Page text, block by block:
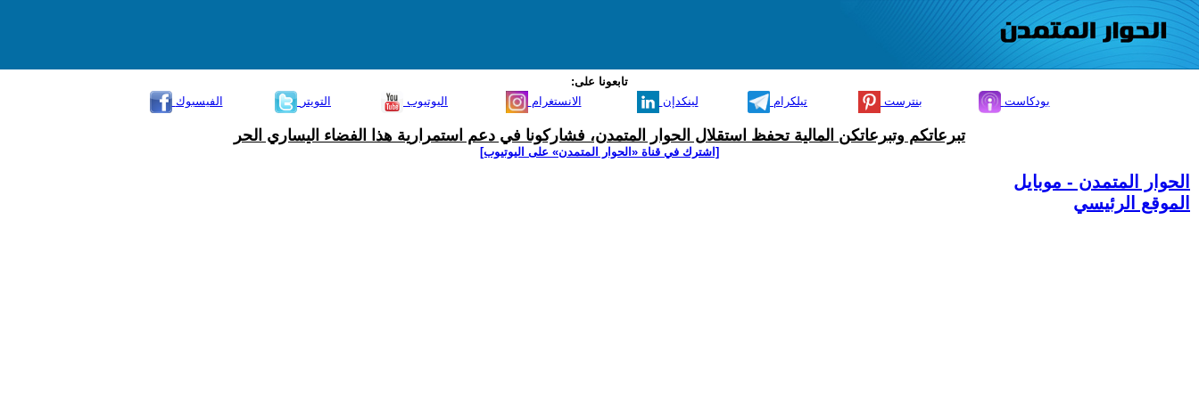
تابعونا على:
الفيسبوك
التويتر اليوتيوب الانستغرام لينكدإن تيلكرام بنترست بودكاست
تبرعاتكم وتبرعاتكن المالية تحفظ استقلال الحوار المتمدن، فشاركونا في دعم استمرارية هذا الفضاء اليساري الحر
[اشترك في قناة ‫«الحوار المتمدن» على اليوتيوب]
الحوار المتمدن - موبايل
الموقع الرئيسي